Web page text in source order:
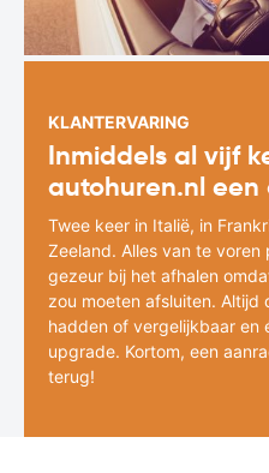
KLANTERVARING
Inmiddels al vijf
autohuren.nl
Twee keer in Italië, in
Zeeland. Alles van te
gezeur bij het afhalen
zou moeten afsluiten.
hadden of vergelijkbaar en
upgrade. Kortom, een
terug!